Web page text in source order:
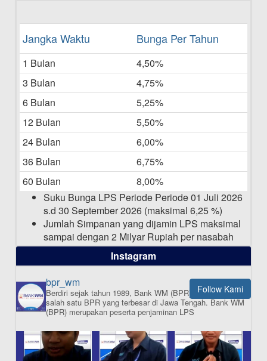
Daftar Pemenang Undian TAMASHA
Bulan Mei 2025
Laporan Keuangan Berkelanjutan
06-05-2025
Daftar Pemenang Undian TAMASHA
Bulan April 2025
15-04-2025
Pengumuman Nama Baru Perusahaan
Jangka Waktu Bunga Per Tahun
1 Bulan
4,50%
3 Bulan
4,75%
6 Bulan
5,25%
12 Bulan
5,50%
24 Bulan
6,00%
36 Bulan
6,75%
60 Bulan
8,00%
Suku Bunga LPS Periode Periode 01 Juli 2026
s.d 30 September 2026 (maksimal 6,25 %)
Jumlah Simpanan yang dijamin LPS maksimal
sampai dengan 2 Milyar Rupiah per nasabah
dalam satu bank
ISI APLIKASI SEKARANG
Instagram
Follow Kami
bpr_wm
Berdiri sejak tahun 1989, Bank WM (BPR) merupakan
salah satu BPR yang terbesar di Jawa Tengah.Bank WM
(BPR) merupakan peserta penjaminan LPS